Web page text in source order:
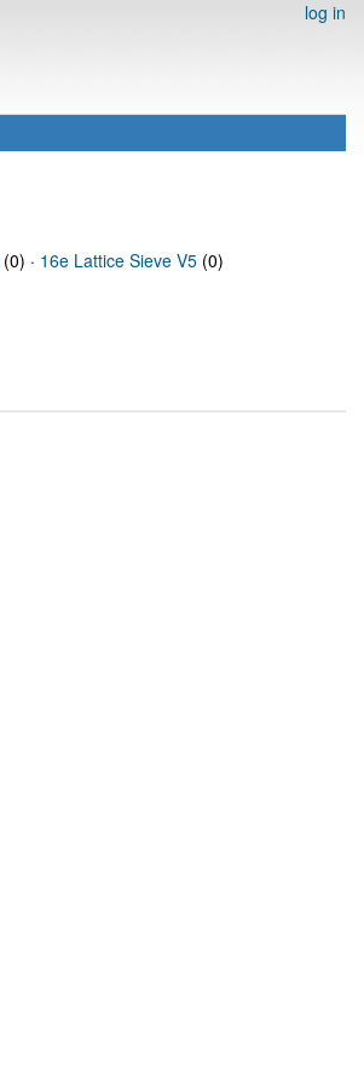
log in
(0) · 16e Lattice Sieve V5 (0)